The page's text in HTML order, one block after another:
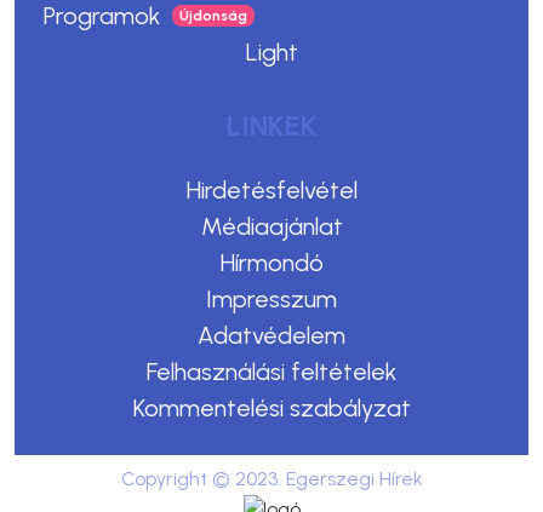
Programok
Light
LINKEK
Hirdetésfelvétel
Médiaajánlat
Hírmondó
Impresszum
Adatvédelem
Felhasználási feltételek
Kommentelési szabályzat
Copyright © 2023. Egerszegi Hírek